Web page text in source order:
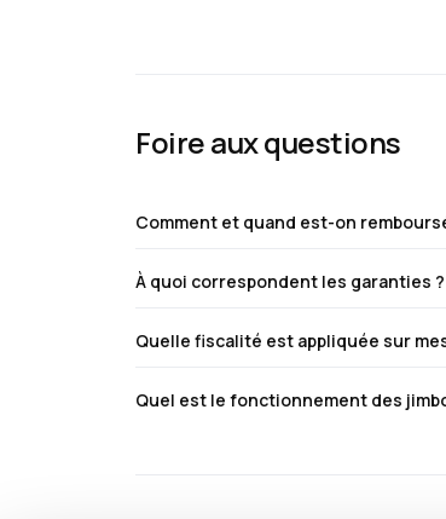
Foire aux questions
Comment et quand est-on
À quoi correspondent les garanties ?
Quelle fiscalité est appliquée sur
Quel est le fonctionnement des